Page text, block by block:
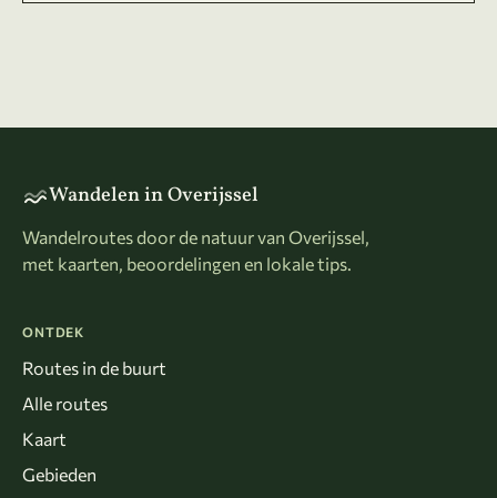
Wandelen in Overijssel
Wandelroutes door de natuur van Overijssel,
met kaarten, beoordelingen en lokale tips.
ONTDEK
Routes in de buurt
Alle routes
Kaart
Gebieden